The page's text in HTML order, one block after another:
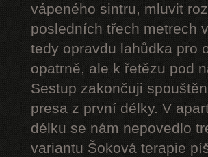
vápeného sintru, mluvit
posledních třech metrech
tedy opravdu lahůdka pro
opatrně, ale k řetězu pod
Sestup zakončuji
presa z první délky. V
délku se nám nepovedlo
variantu Šoková terapie